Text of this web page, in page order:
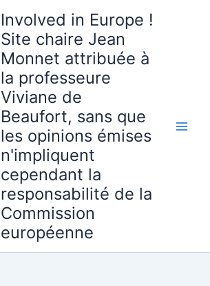
Involved in Europe !
Site chaire Jean
Monnet attribuée à
la professeure
Viviane de
Beaufort, sans que
les opinions émises
n'impliquent
cependant la
responsabilité de la
Commission
européenne